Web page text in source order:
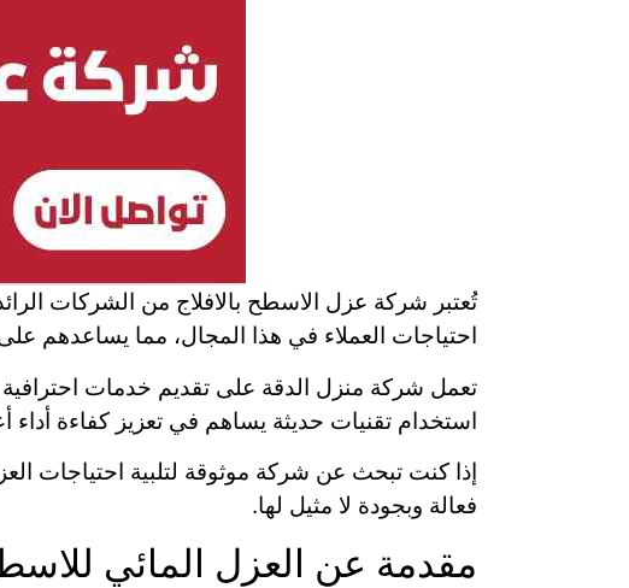
تُعتبر شركة عزل الاسطح بالافلاج من الشركات
احتياجات العملاء في هذا المجال، مما يساعدهم
تعمل شركة منزل الدقة على تقديم خدمات
استخدام تقنيات حديثة يساهم في تعزيز كفاءة أداء
إذا كنت تبحث عن شركة موثوقة لتلبية احتياجات
فعالة وبجودة لا مثيل لها.
مقدمة عن العزل المائي